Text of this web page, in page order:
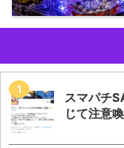
スマパチ
じて注意